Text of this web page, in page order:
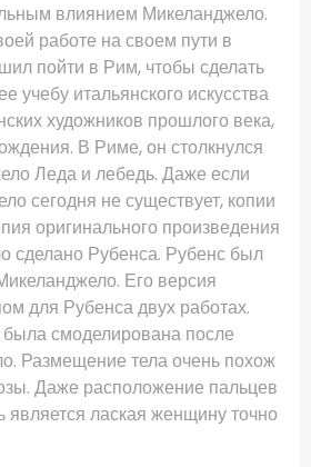
влиянием Микеланджело.
работе на своем пути в
пойти в Рим, чтобы сделать
учебу итальянского искусства
художников прошлого века,
В Риме, он столкнулся
Леда и лебедь. Даже если
сегодня не существует, копии
оригинального произведения
сделано Рубенса. Рубенс был
Его версия
для Рубенса двух работах.
была смоделирована после
Размещение тела очень похож
Даже расположение пальцев
является лаская женщину точно